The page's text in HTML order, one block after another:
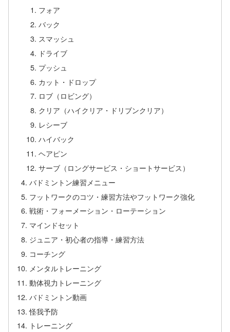
フォア
バック
スマッシュ
ドライブ
プッシュ
カット・ドロップ
ロブ（ロビング）
クリア（ハイクリア・ドリブンクリア）
レシーブ
ハイバック
ヘアピン
サーブ（ロングサービス・ショートサービス）
バドミントン練習メニュー
フットワークのコツ・練習方法やフットワーク強化
戦術・フォーメーション・ローテーション
マインドセット
ジュニア・初心者の指導・練習方法
コーチング
メンタルトレーニング
動体視力トレーニング
バドミントン動画
怪我予防
トレーニング